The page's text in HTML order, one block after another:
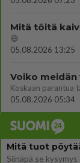
Mitä töitä
😅
05.08.2026 13:25
Voiko meidän
Koskaan parantua
05.08.2026 05:34
Mitä tuot